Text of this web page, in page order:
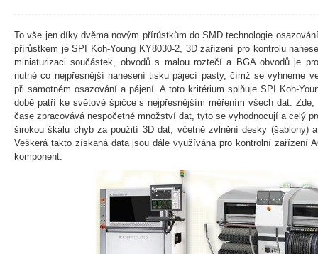
To vše jen díky dvěma novým přírůstkům do SMD technologie
přírůstkem je SPI Koh-Young KY8030-2, 3D zařízení pro kontrolu
miniaturizaci součástek, obvodů s malou roztečí a BGA obvodů je
nutné co nejpřesnější nanesení tisku pájecí pasty, čímž se vyhneme
při samotném osazování a pájení. A toto kritérium splňuje SPI Koh-
době patří ke světové špičce s nejpřesnějším měřením všech dat.
čase zpracovává nespočetné množství dat, tyto se vyhodnocují a celý
širokou škálu chyb za použití 3D dat, včetně zvlnění desky (šablony)
Veškerá takto získaná data jsou dále využívána pro kontrolní zařízení
komponent.